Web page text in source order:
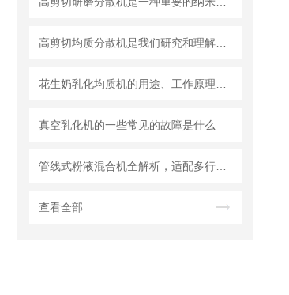
真空乳化机的一些常见的故障是什么
查看全部